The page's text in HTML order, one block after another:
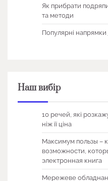
Як прибрати
та методи
Популярні
Наш вибір
10 речей, які
ніж її ціна
Максимум пользы –
возможности,
электронная книга
Мережеве